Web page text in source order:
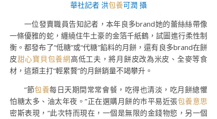
華社記者 洪包養可潤 攝
一位發賣職員告知記者，本年良多brand她的蕾絲絲帶像
一條優雅的蛇，纏繞住牛土豪的金箔千紙鶴，試圖進行柔性制
衡。都發布了“低糖”或“代糖”餡料的月餅，還有良多brand在餅
皮甜心寶貝包養網高低工夫，將月餅皮改為米皮、全麥等食
材，這類主打“輕累贅”的月餅銷量不竭攀升。
“節包養每日天期間常常會餐，吃得也清淡，吃月餅總懼
怕糖太多、油太年夜。”正在選購月餅的市平易近張包養意思
密斯表現，“此次特而現在，一個是無限的金錢物慾，另一個